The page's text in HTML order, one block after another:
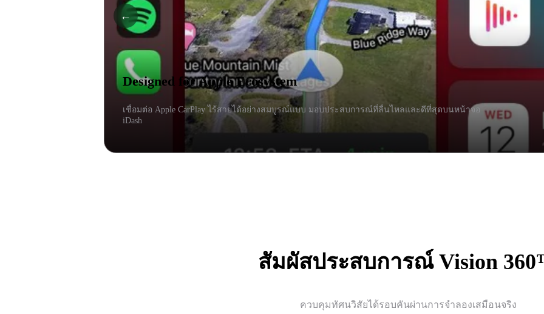
←
Designed for Apple Ecosystem
เชื่อมต่อ Apple CarPlay ไร้สายได้อย่างสมบูรณ์แบบ มอบประสบการณ์ที่ลื่นไหลและดีที่สุดบนหน้าจอ
iDash
สัมผัสประสบการณ์ Vision
ควบคุมทัศนวิสัยได้รอบคันผ่านการจำลองเสมือนจริง